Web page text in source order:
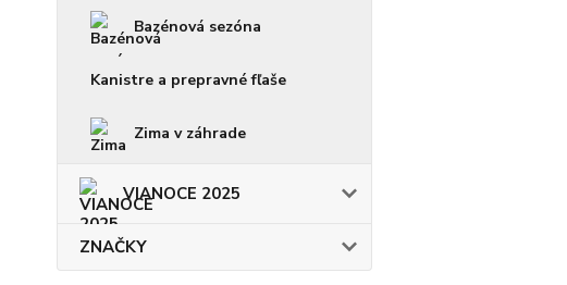
Bazénová sezóna
Kanistre a prepravné fľaše
Zima v záhrade
VIANOCE 2025
ZNAČKY